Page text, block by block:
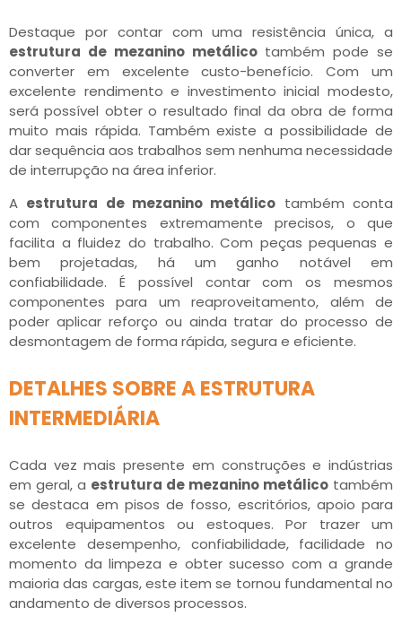
Destaque por contar com uma resistência única, a
estrutura de mezanino metálicotambém pode se
converter em excelente custo-benefício. Com um
excelente rendimento e investimento inicial modesto,
será possível obter o resultado final da obra de forma
muito mais rápida. Também existe a possibilidade de
dar sequência aos trabalhos sem nenhuma necessidade
de interrupção na área inferior.
A estrutura de mezanino metálico também conta
com componentes extremamente precisos, o que
facilita a fluidez do trabalho. Com peças pequenas e
bem projetadas, há um ganho notável em
confiabilidade. É possível contar com os mesmos
componentes para um reaproveitamento, além de
poder aplicar reforço ou ainda tratar do processo de
desmontagem de forma rápida, segura e eficiente.
DETALHES SOBRE A ESTRUTURA
INTERMEDIÁRIA
Cada vez mais presente em construções e indústrias
em geral, a estrutura de mezanino metálico também
se destaca em pisos de fosso, escritórios, apoio para
outros equipamentos ou estoques. Por trazer um
excelente desempenho, confiabilidade, facilidade no
momento da limpeza e obter sucesso com a grande
maioria das cargas, este item se tornou fundamental no
andamento de diversos processos.